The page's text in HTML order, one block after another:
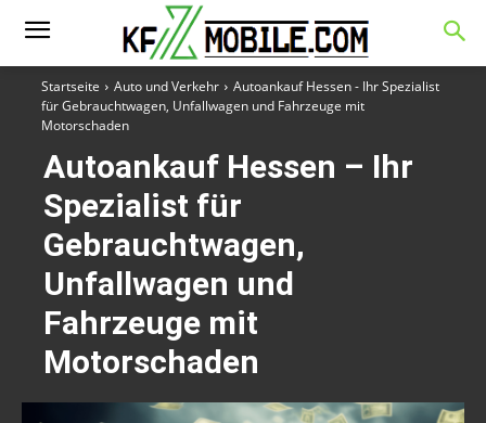
Startseite Auto und Verkehr
Autoankauf Hessen - Ihr Spezialist
für Gebrauchtwagen, Unfallwagen und Fahrzeuge mit
Motorschaden
Autoankauf Hessen – Ihr
Spezialist für
Gebrauchtwagen,
Unfallwagen und
Fahrzeuge mit
Motorschaden